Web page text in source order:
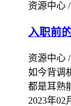
资源中心
入职前
资源中心
如今背调
都是耳熟
2023年02